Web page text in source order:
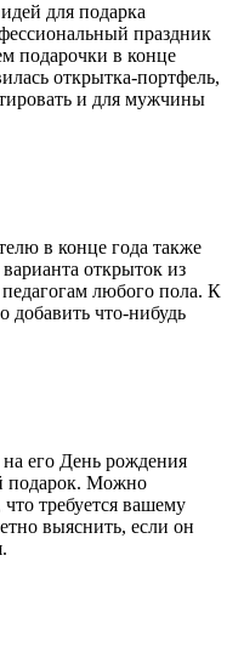
для подарка
праздник
подарочки в конце
открытка-портфель,
и для мужчины
в конце года также
открыток из
любого пола. К
что-нибудь
его День рождения
подарок. Можно
требуется вашему
выяснить, если он